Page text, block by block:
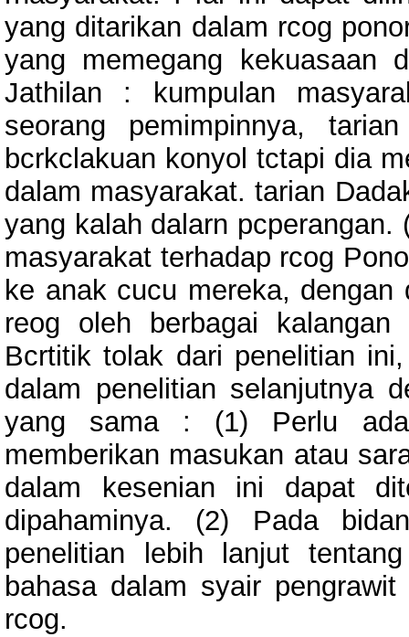
yang ditarikan dalam rcog
yang memegang kekuasaan
Jathilan : kumpulan
seorang pemimpinnya,
bcrkclakuan konyol tctapi dia
dalam masyarakat. tarian
yang kalah dalarn pcperangan.
masyarakat terhadap rcog
ke anak cucu mereka, dengan
reog oleh berbagai
Bcrtitik tolak dari penelitian
dalam penelitian selanjutnya
yang sama : (1) Perlu
memberikan masukan atau
dalam kesenian ini dapat
dipahaminya. (2) Pada
penelitian lebih lanjut
bahasa dalam syair
rcog.